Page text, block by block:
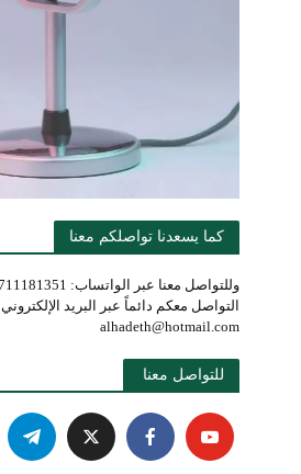
كما يسعدنا تواصلكم معنا
alhadeth@hotmail.com
للتواصل معنا